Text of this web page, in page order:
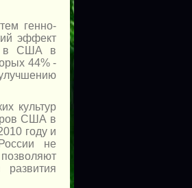
генно-
эффект
в США в
44% -
культур
США в
году и
не